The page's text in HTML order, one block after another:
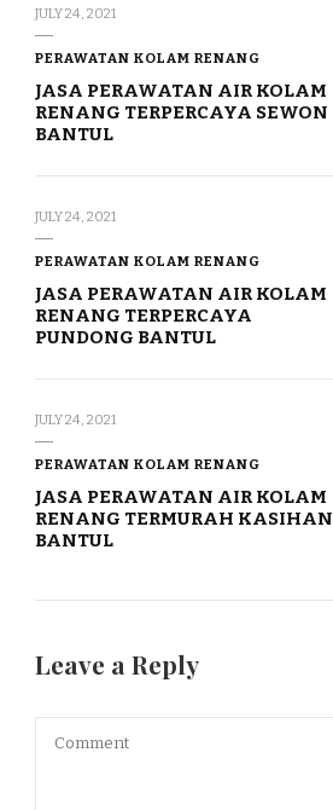
JULY 24, 2021
PERAWATAN KOLAM RENANG
JASA PERAWATAN AIR KOLAM
RENANG TERPERCAYA SEWON
BANTUL
JULY 24, 2021
PERAWATAN KOLAM RENANG
JASA PERAWATAN AIR KOLAM
RENANG TERPERCAYA
PUNDONG BANTUL
JULY 24, 2021
PERAWATAN KOLAM RENANG
JASA PERAWATAN AIR KOLAM
RENANG TERMURAH KASIHAN
BANTUL
Leave a Reply